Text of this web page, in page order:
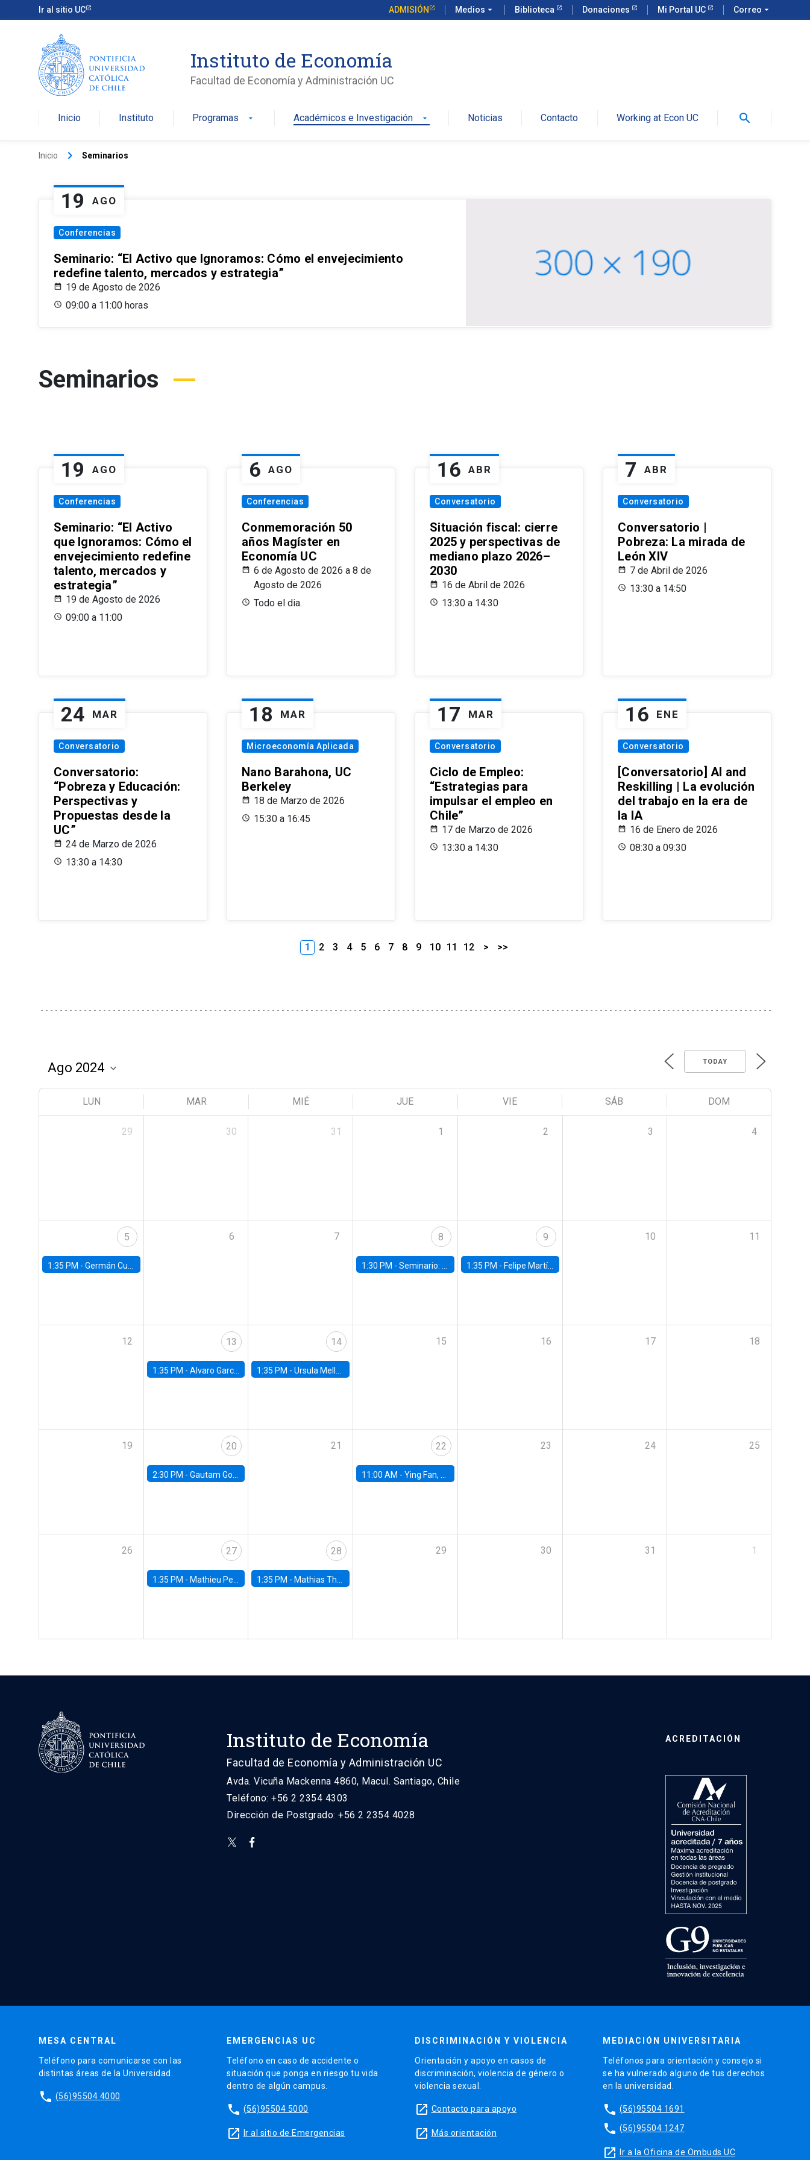
Ir al sitio UC ADMISIÓN Medios arrow_drop_down Biblioteca Donaciones Mi Portal UC Correo arrow_drop_down
Instituto de Economía
Facultad de Economía y Administración UC
Inicio Instituto Programas arrow_drop_down Académicos e Investigación arrow_drop_down Noticias Contacto Working at Econ UC search
Inicio keyboard_arrow_right Seminarios
19 AGO
Conferencias
Seminario: “El Activo que Ignoramos: Cómo el envejecimiento
redefine talento, mercados y estrategia”
19 de Agosto de 2026
09:00 a 11:00 horas
Seminarios
19 AGO
Conferencias
Seminario: “El Activo
que Ignoramos: Cómo el
envejecimiento redefine
talento, mercados y
estrategia”
19 de Agosto de 2026
09:00 a 11:00
6 AGO
Conferencias
Conmemoración 50
años Magíster en
Economía UC
6 de Agosto de 2026 a 8 de
Agosto de 2026
Todo el dia.
16 ABR
Conversatorio
Situación fiscal: cierre
2025 y perspectivas de
mediano plazo 2026–
2030
16 de Abril de 2026
13:30 a 14:30
7 ABR
Conversatorio
Conversatorio |
Pobreza: La mirada de
León XIV
7 de Abril de 2026
13:30 a 14:50
24 MAR
Conversatorio
Conversatorio:
“Pobreza y Educación:
Perspectivas y
Propuestas desde la
UC”
24 de Marzo de 2026
13:30 a 14:30
18 MAR
Microeconomía Aplicada
Nano Barahona, UC
Berkeley
18 de Marzo de 2026
15:30 a 16:45
17 MAR
Conversatorio
Ciclo de Empleo:
“Estrategias para
impulsar el empleo en
Chile”
17 de Marzo de 2026
13:30 a 14:30
16 ENE
Conversatorio
[Conversatorio] AI and
Reskilling | La evolución
del trabajo en la era de
la IA
16 de Enero de 2026
08:30 a 09:30
1 2 3 4 5 6 7 8 9 10 11 12 > >>
TODAY
LUN MAR MIÉ JUE VIE SÁB DOM
29 30 31 1 2 3 4
5
1:35 PM - Germán Cubas, University of Houston
6 7 8
1:30 PM -Seminario: “Recuperando la humanidad para progresar en la era de la IA»
9
1:35 PM - Felipe Martínez, alumno Doctorado en Economía UC
10 11
12 13
1:35 PM - Alvaro Garcia-Marin, Universidad de Los Andes
14
1:35 PM -Ursula Mello, Insper - Institute of Education and Research
15 16 17 18
19 20
2:30 PM - Gautam Gowrisankaran, Columbia University
21 22
11:00 AM -Ying Fan, University of Michigan
23 24 25
26 27
1:35 PM - Mathieu Pedemonte, IDB
28
1:35 PM - Mathias Thoenig, University of Lausanne
29 30 31 1
Instituto de Economía
Facultad de Economía y Administración UC
Avda. Vicuña Mackenna 4860, Macul. Santiago, Chile
Teléfono: +56 2 2354 4303
Dirección de Postgrado: +56 2 2354 4028
ACREDITACIÓN
MESA CENTRAL
Teléfono para comunicarse con las
distintas áreas de la Universidad.
phone (56)95504 4000
EMERGENCIAS UC
Teléfono en caso de accidente o
situación que ponga en riesgo tu vida
dentro de algún campus.
phone (56)95504 5000
launch Ir al sitio de Emergencias
DISCRIMINACIÓN Y VIOLENCIA
Orientación y apoyo en casos de
discriminación, violencia de género o
violencia sexual.
launch Contacto para apoyo
launch Más orientación
MEDIACIÓN UNIVERSITARIA
Teléfonos para orientación y consejo si
se ha vulnerado alguno de tus derechos
en la universidad.
phone (56)95504 1691
phone (56)95504 1247
launch Ir a la Oficina de Ombuds UC